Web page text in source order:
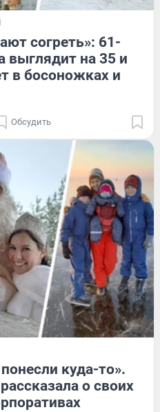
согреть»: 61-
выглядит на 35 и
в босоножках и
Обсудить
куда-то».
о своих